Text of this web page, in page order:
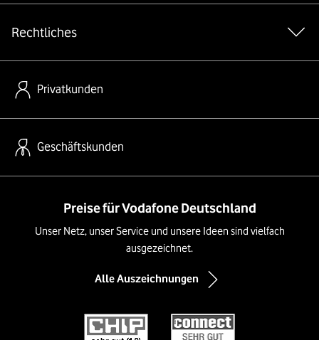
Rechtliches
Privatkunden
Geschäftskunden
Preise für Vodafone Deutschland
Unser Netz, unser Service und unsere Ideen sind vielfach
ausgezeichnet.
Alle Auszeichnungen